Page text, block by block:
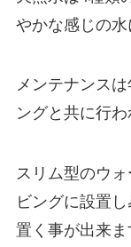
やかな感じの水
メンテナンス
ングと共に行わ
スリム型のウ
ビングに設置
置く事が出来ま